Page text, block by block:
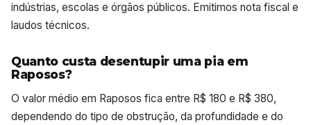
indústrias, escolas e órgãos públicos. Emitimos nota fiscal e
laudos técnicos.
Quanto custa desentupir uma pia em
Raposos?
O valor médio em Raposos fica entre R$ 180 e R$ 380,
dependendo do tipo de obstrução, da profundidade e do